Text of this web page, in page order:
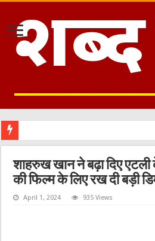
शाहरुख खान ने बढ़ा दिए
की फिल्म के लिए रख दी बड़ी
April 1, 2024 935 Views